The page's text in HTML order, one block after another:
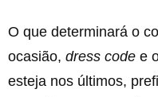
O que determinará o
ocasião, dress code e
esteja nos últimos,